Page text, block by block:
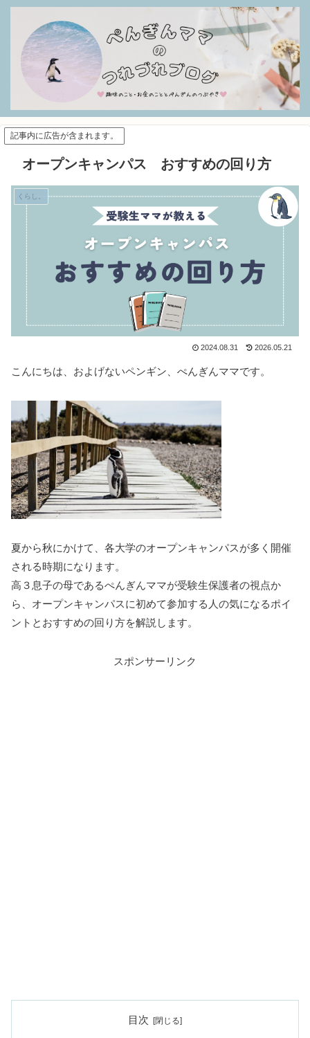
記事内に広告が含まれます。
オープンキャンパス おすすめの回り方
くらし。
2024.08.31 2026.05.21
こんにちは、およげないペンギン、ぺんぎんママです。
夏から秋にかけて、各大学のオープンキャンパスが多く開催
される時期になります。
高３息子の母であるぺんぎんママが受験生保護者の視点か
ら、オープンキャンパスに初めて参加する人の気になるポイ
ントとおすすめの回り方を解説します。
スポンサーリンク
目次